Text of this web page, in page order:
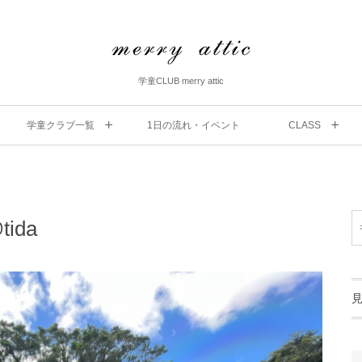
学童CLUB merry attic
学童クラブ一覧 1⽇の流れ・イベント CLASS